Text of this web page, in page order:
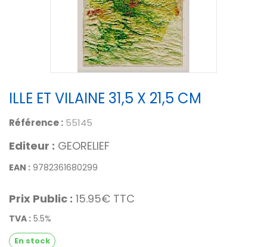
ILLE ET VILAINE 31,5 X 21,5 CM
Référence : 55145
Editeur : GEORELIEF
EAN : 9782361680299
Prix Public : 15.95€ TTC
TVA : 5.5%
En stock